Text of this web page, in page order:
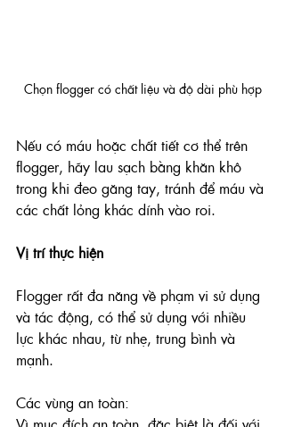
Chọn flogger có chất liệu và độ dài phù hợp
Nếu có máu hoặc chất tiết cơ thể trên
flogger, hãy lau sạch bằng khăn khô
trong khi đeo găng tay, tránh để máu và
các chất lỏng khác dính vào roi.
Vị trí thực hiện
Flogger rất đa năng về phạm vi sử dụng
và tác động, có thể sử dụng với nhiều
lực khác nhau, từ nhẹ, trung bình và
mạnh.
Các vùng an toàn: